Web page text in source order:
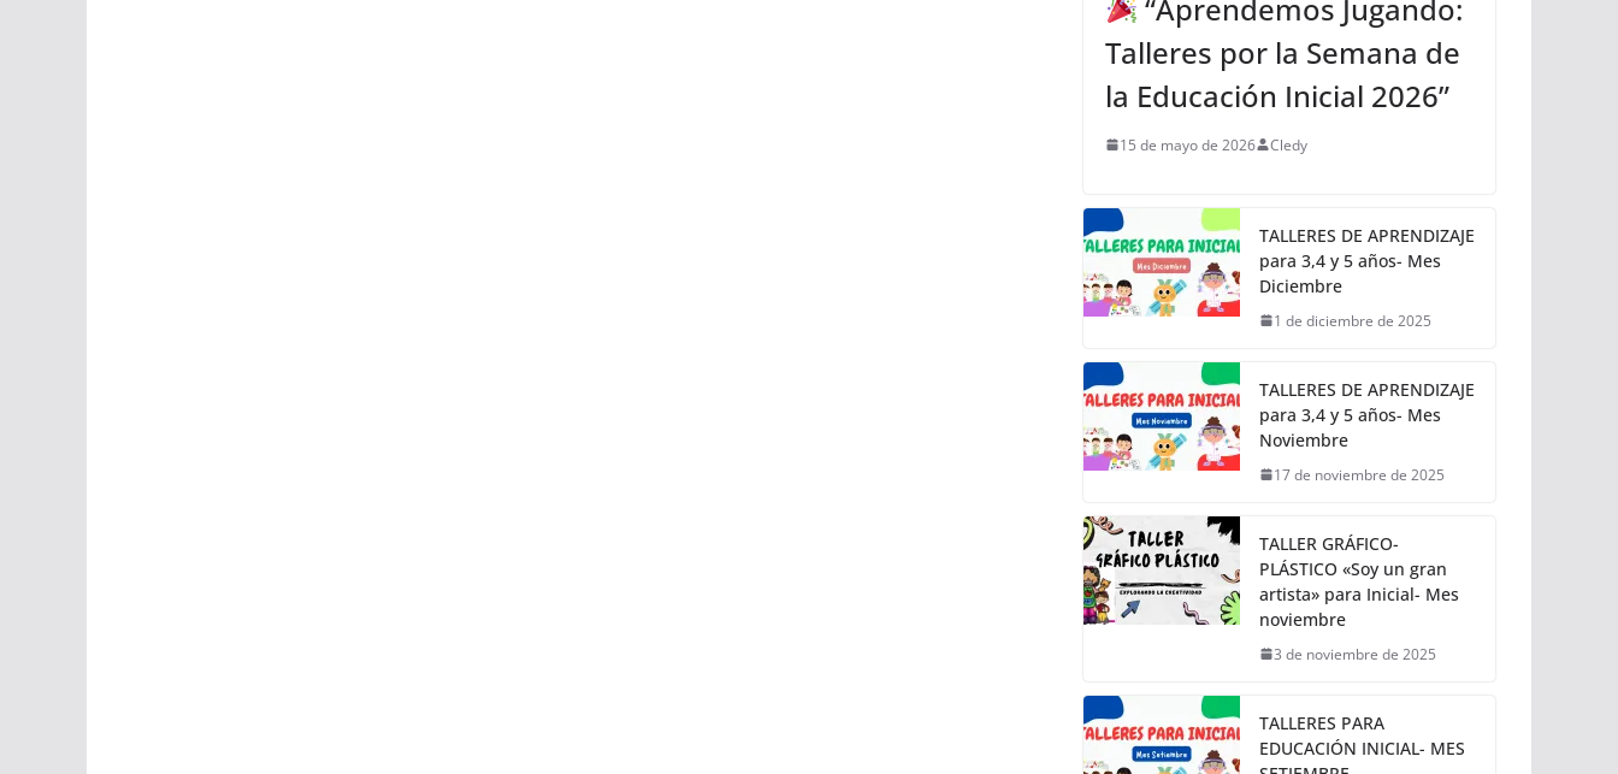
“Aprendemos Jugando:
Talleres por la Semana de
la Educación Inicial 2026”
15 de mayo de 2026 Cledy
TALLERES DE APRENDIZAJE
para 3,4 y 5 años- Mes
Diciembre
1 de diciembre de 2025
TALLERES DE APRENDIZAJE
para 3,4 y 5 años- Mes
Noviembre
17 de noviembre de 2025
TALLER GRÁFICO-
PLÁSTICO «Soy un gran
artista» para Inicial- Mes
noviembre
3 de noviembre de 2025
TALLERES PARA
EDUCACIÓN INICIAL- MES